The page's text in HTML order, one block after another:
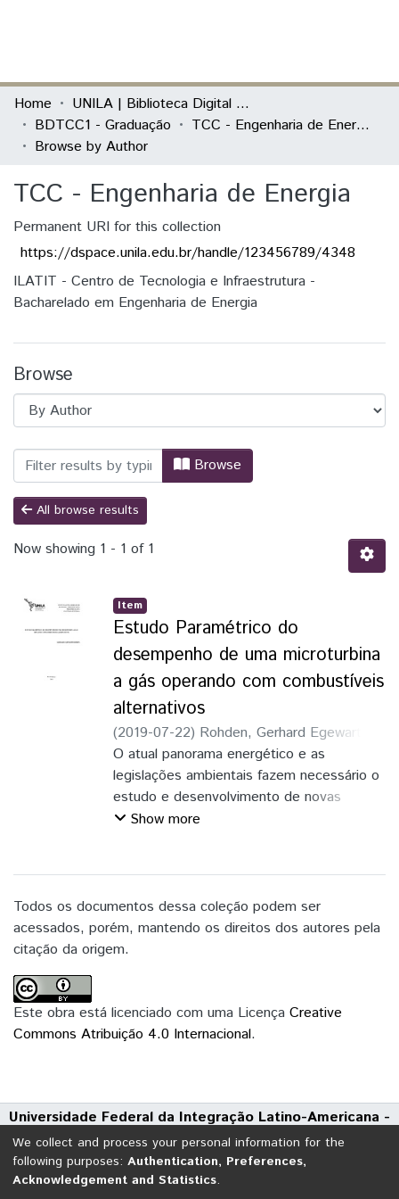
Communities & Collections
All of DSpace
Home
UNILA | Biblioteca Digital de Trabalhos de Conclusão de Curso
BDTCC1 - Graduação
TCC - Engenharia de Energia
Browse by Author
TCC - Engenharia de Energia
Permanent URI for this collection
https://dspace.unila.edu.br/handle/123456789/4348
ILATIT - Centro de Tecnologia e Infraestrutura -
Bacharelado em Engenharia de Energia
Browse
Browsing TCC - Engenharia de
Browse
All browse results
Now showing 1 - 1 of 1
Item
Estudo Paramétrico do
desempenho de uma microturbina
a gás operando com combustíveis
alternativos
(2019-07-22) Rohden, Gerhard Egewarth
Pippo, Walfrido Alonso;Alves, Alexandre
O atual panorama energético e as
legislações ambientais fazem necessário o
estudo e desenvolvimento de novas
tecnologias que permitam operar máquinas
de desempenho. Este trabalho apresenta
uma abordagem completa sobre o estudo
de desempenho de turbinas a gás, em
gás como: o seu princípio de
funcionamento, o ciclo Brayton; partes
principais parâmetros que afetam o seu
desempenho como: parâmetros locais e
parâmetros de operação. Esses conceitos
e técnicas foram aplicados no estudo de
Show more
Todos os documentos dessa coleção podem ser
acessados, porém, mantendo os direitos dos autores pela
citação da origem.
Este obra está licenciado com uma Licença Creative
Commons Atribuição 4.0 Internacional.
Universidade Federal da Integração Latino-Americana -
UNILA
Avenida Tarquínio Joslin dos Santos, 1000 - Polo Universitário
CEP: 85870-650 | Foz do Iguaçu - Paraná
We collect and process your personal information for the
following purposes: Authentication, Preferences,
Acknowledgement and Statistics.